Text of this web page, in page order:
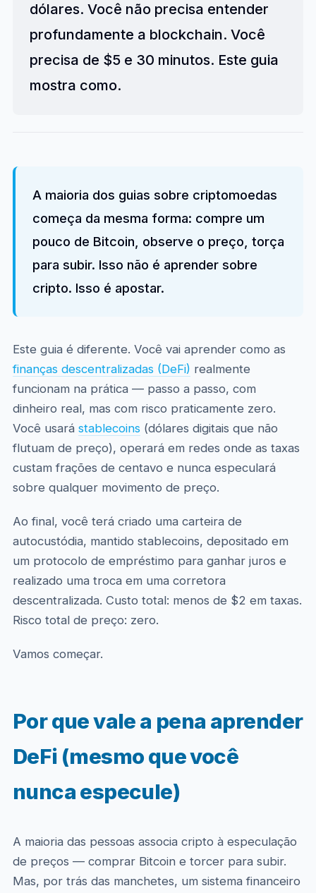
dólares. Você não precisa entender
profundamente a blockchain. Você
precisa de $5 e 30 minutos. Este guia
mostra como.
A maioria dos guias sobre criptomoedas
começa da mesma forma: compre um
pouco de Bitcoin, observe o preço, torça
para subir. Isso não é aprender sobre
cripto. Isso é apostar.
Este guia é diferente. Você vai aprender como as
finanças descentralizadas (DeFi) realmente
funcionam na prática — passo a passo, com
dinheiro real, mas com risco praticamente zero.
Você usará stablecoins(dólares digitais que não
flutuam de preço), operará em redes onde as taxas
custam frações de centavo e nunca especulará
sobre qualquer movimento de preço.
Ao final, você terá criado uma carteira de
autocustódia, mantido stablecoins, depositado em
um protocolo de empréstimo para ganhar juros e
realizado uma troca em uma corretora
descentralizada. Custo total: menos de $2 em taxas.
Risco total de preço: zero.
Vamos começar.
Por que vale a pena aprender
DeFi (mesmo que você
nunca especule)
A maioria das pessoas associa cripto à especulação
de preços — comprar Bitcoin e torcer para subir.
Mas, por trás das manchetes, um sistema financeiro